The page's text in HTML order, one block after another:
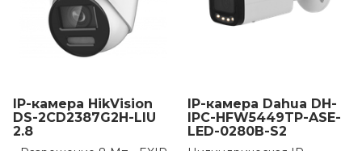
IP-камера HikVision
DS-2CD2387G2H-LIU
2.8
IP-камера Dahua DH-
IPC-HFW5449TP-ASE-
LED-0280B-S2